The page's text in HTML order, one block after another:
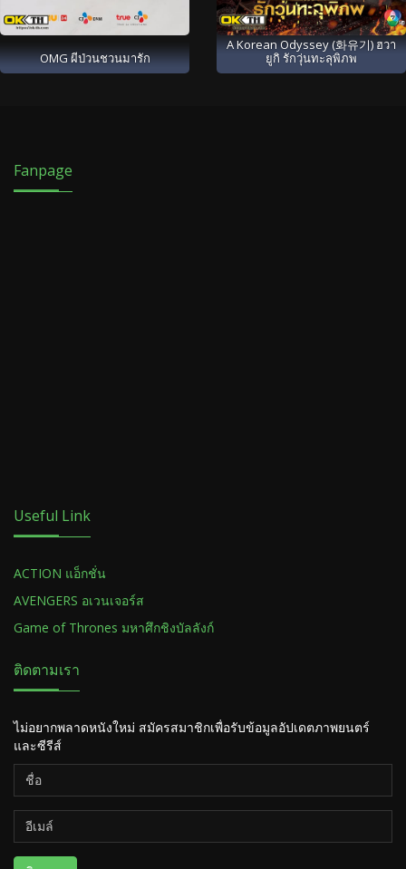
OMG ผีป่วนชวนมารัก
A Korean Odyssey (화유기) ฮวา
ยูกิ รักวุ่นทะลุพิภพ
Fanpage
Useful Link
ACTION แอ็กชั่น
AVENGERS อเวนเจอร์ส
Game of Thrones มหาศึกชิงบัลลังก์
ติดตามเรา
ไม่อยากพลาดหนังใหม่ สมัครสมาชิกเพื่อรับข้อมูลอัปเดตภาพยนตร์
และซีรีส์